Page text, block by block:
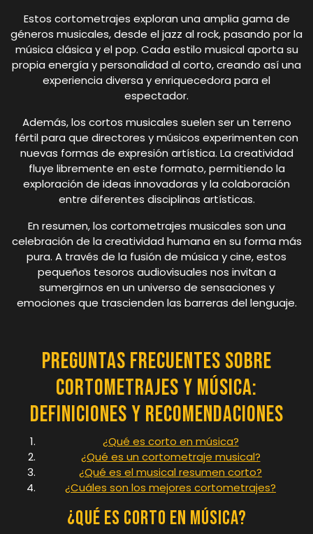
Estos cortometrajes exploran una amplia gama de
géneros musicales, desde el jazz al rock, pasando por la
música clásica y el pop. Cada estilo musical aporta su
propia energía y personalidad al corto, creando así una
experiencia diversa y enriquecedora para el
espectador.
Además, los cortos musicales suelen ser un terreno
fértil para que directores y músicos experimenten con
nuevas formas de expresión artística. La creatividad
fluye libremente en este formato, permitiendo la
exploración de ideas innovadoras y la colaboración
entre diferentes disciplinas artísticas.
En resumen, los cortometrajes musicales son una
celebración de la creatividad humana en su forma más
pura. A través de la fusión de música y cine, estos
pequeños tesoros audiovisuales nos invitan a
sumergirnos en un universo de sensaciones y
emociones que trascienden las barreras del lenguaje.
Preguntas Frecuentes sobre
Cortometrajes y Música:
Definiciones y Recomendaciones
¿Qué es corto en música?
¿Qué es un cortometraje musical?
¿Qué es el musical resumen corto?
¿Cuáles son los mejores cortometrajes?
¿Qué es corto en música?